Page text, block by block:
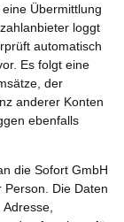
Übermittlung
loggt
automatisch
Es folgt eine
der
anderer Konten
ebenfalls
die Sofort GmbH
Die Daten